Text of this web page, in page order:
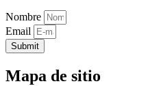
Nombre
Email
Submit
Mapa de sitio